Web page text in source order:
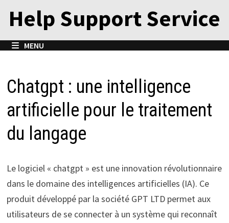
Help Support Service
MENU
Chatgpt : une intelligence
artificielle pour le traitement
du langage
Le logiciel « chatgpt » est une innovation révolutionnaire
dans le domaine des intelligences artificielles (IA). Ce
produit développé par la société GPT LTD permet aux
utilisateurs de se connecter à un système qui reconnaît